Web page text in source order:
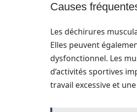
Causes
Les déchirures
Elles peuvent
dysfonctionnel. Les
d’activités sportives
travail excessive et